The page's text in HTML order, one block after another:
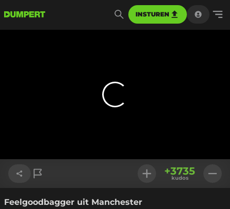
INSTUREN
Link kopiëren
+3735
kudos
Feelgoodbagger uit Manchester